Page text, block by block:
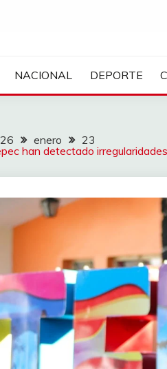
NACIONAL DEPORTE
enero
23
han detectado